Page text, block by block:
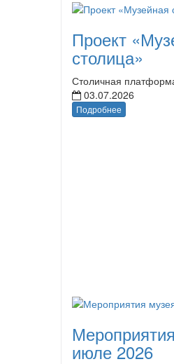
Проект
столица»
Столичная
03.07.2026
Подробнее
июле 2026